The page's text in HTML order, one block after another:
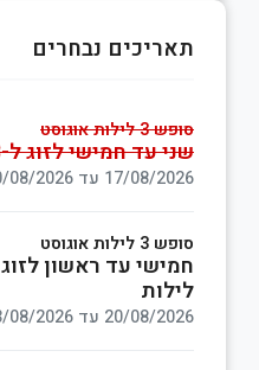
תאריכים נבחרים
סופש 3 לילות אוגוסט
שני עד חמישי לזוג ל-3 לילות
17/08/2026 עד 20/08/2026
סופש 3 לילות אוגוסט
לילות
20/08/2026 עד 23/08/2026